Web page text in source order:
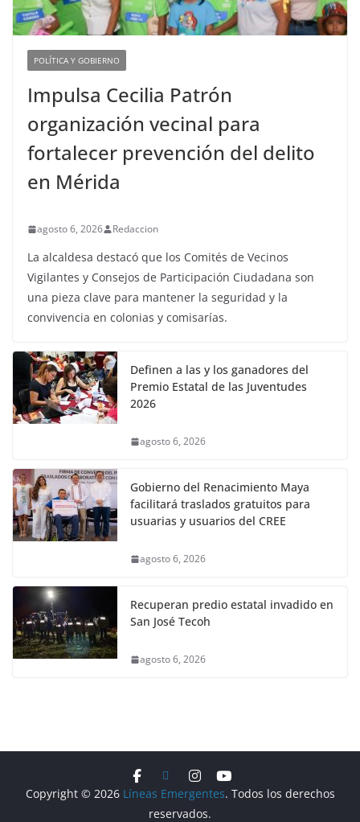
POLÍTICA Y GOBIERNO
Impulsa Cecilia Patrón
organización vecinal para
fortalecer prevención del delito
en Mérida
agosto 6, 2026 Redaccion
La alcaldesa destacó que los Comités de Vecinos
Vigilantes y Consejos de Participación Ciudadana son
una pieza clave para mantener la seguridad y la
convivencia en colonias y comisarías.
Definen a las y los ganadores del
Premio Estatal de las Juventudes
2026
agosto 6, 2026
Gobierno del Renacimiento Maya
facilitará traslados gratuitos para
usuarias y usuarios del CREE
agosto 6, 2026
Recuperan predio estatal invadido en
San José Tecoh
agosto 6, 2026
Copyright © 2026 Líneas Emergentes. Todos los derechos
reservados.